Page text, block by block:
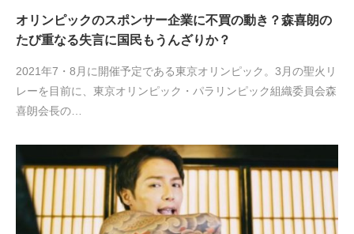
オリンピックのスポンサー企業に不買の動き？森喜朗の
たび重なる失言に国民もうんざりか？
2021年7・8月に開催予定である東京オリンピック。3月の聖火リ
レーを目前に、東京オリンピック・パラリンピック組織委員会森
喜朗会長の…